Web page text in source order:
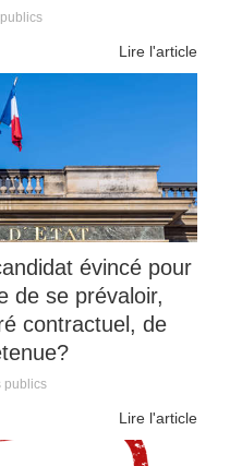
Lire l'article
évincé pour
de se prévaloir,
contractuel, de
publics
Lire l'article